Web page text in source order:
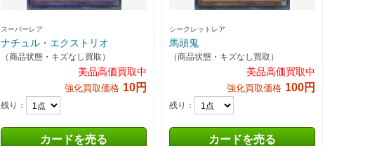
スーパーレア
ナチュル・エクストリオ
（商品状態・キズなし買取）
美品高価買取中
強化買取価格 10円
残り：
カードを売る
シークレットレア
馬頭鬼
（商品状態・キズなし買取）
美品高価買取中
強化買取価格 100円
残り：
カードを売る